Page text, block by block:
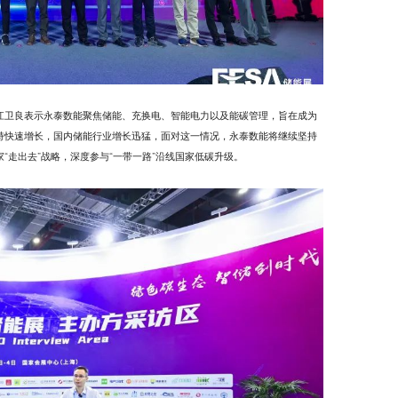
良表示永泰数能聚焦储能、充换电、智能电力以及能碳管理，旨在成为
速增长，国内储能行业增长迅猛，面对这一情况，永泰数能将继续坚持
出去”战略，深度参与“一带一路”沿线国家低碳升级。